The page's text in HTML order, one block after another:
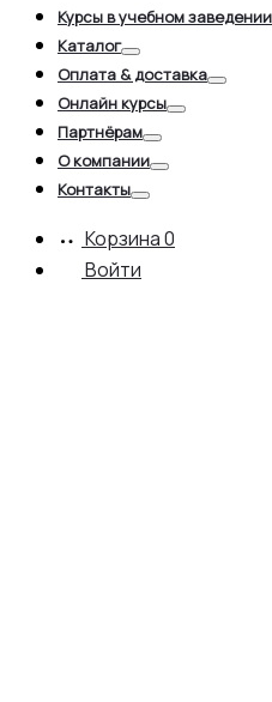
Курсы в учебном заведении
Каталог
Toggle
Оплата & доставка
Онлайн курсы
Партнёрам
О компании
Контакты
Корзина0
Войти